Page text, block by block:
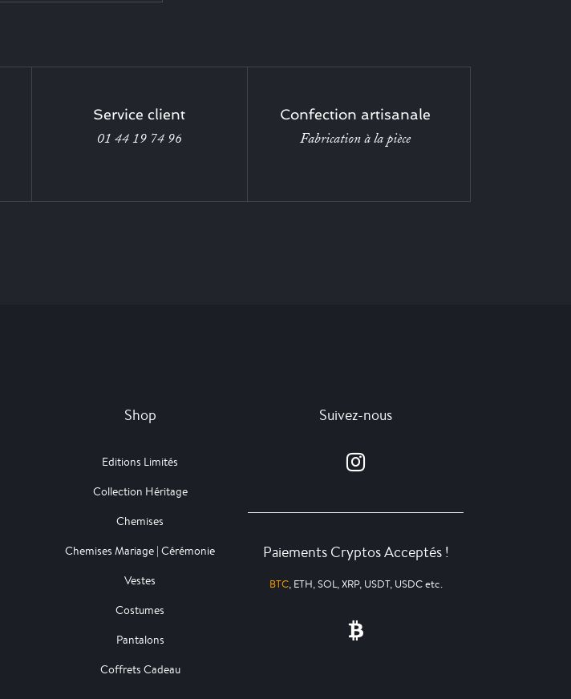
Service client
01 44 19 74 96
Confection artisanale
Fabrication à la pièce
Shop
Editions Limités
Collection Héritage
Chemises
Chemises Mariage | Cérémonie
Vestes
Costumes
Pantalons
Coffrets Cadeau
Suivez-nous
Paiements Cryptos Acceptés !
BTC, ETH, SOL, XRP, USDT, USDC etc.